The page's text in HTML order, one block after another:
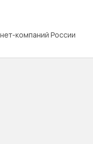
компаний России